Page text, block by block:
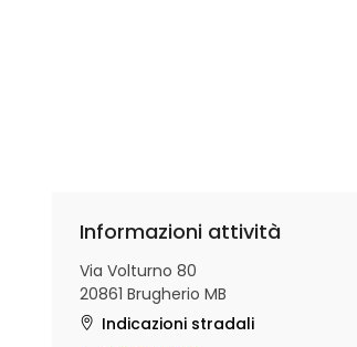
Informazioni attività
Via Volturno 80
20861 Brugherio MB
Indicazioni stradali